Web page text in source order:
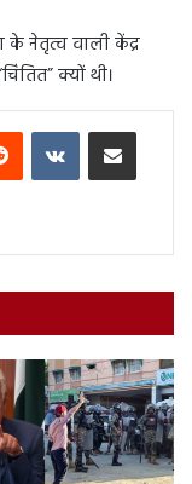
के नेतृत्व वाली केंद्र
क्यों थी।
Reddit VKontakteShare via Email